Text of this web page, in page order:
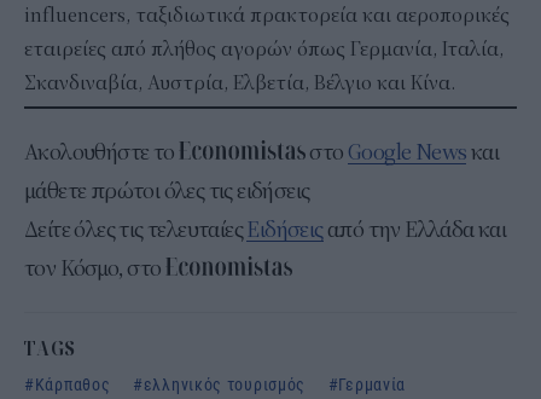
influencers, ταξιδιωτικά πρακτορεία και αεροπορικές
εταιρείες από πλήθος αγορών όπως Γερμανία, Ιταλία,
Σκανδιναβία, Αυστρία, Ελβετία, Βέλγιο και Κίνα​.
Ακολουθήστε το στο Google Newsκαι
μάθετε πρώτοι όλες τις ειδήσεις
Δείτε όλες τις τελευταίεςΕιδήσειςαπό την Ελλάδα και
τον Κόσμο, στο
TAGS
Κάρπαθος
ελληνικός τουρισμός Γερμανία